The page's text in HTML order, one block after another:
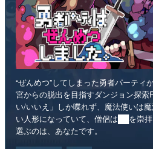
“ぜんめつ”してしまった勇者パーティ
宮からの脱出を目指すダンジョン探
い/いいえ」しか喋れず、魔法使いは
い人形になっていて、僧侶は██を崇
選ぶのは、あなたです。